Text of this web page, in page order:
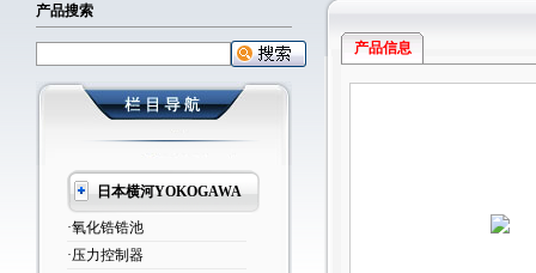
产品搜索
日本横河YOKOGAWA
·氧化锆锆池
·压力控制器
产品信息